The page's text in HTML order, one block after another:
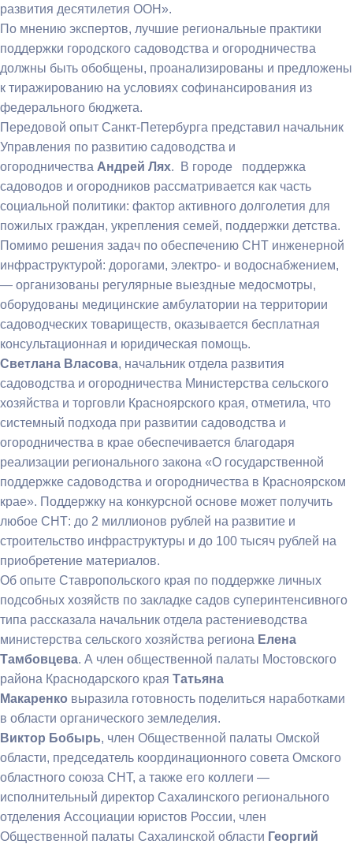
развития десятилетия ООН».
По мнению экспертов, лучшие региональные практики
поддержки городского садоводства и огородничества
должны быть обобщены, проанализированы и предложены
к тиражированию на условиях софинансирования из
федерального бюджета.
Передовой опыт Санкт-Петербурга представил начальник
Управления по развитию садоводства и
огородничества Андрей Лях. В городе поддержка
садоводов и огородников рассматривается как часть
социальной политики: фактор активного долголетия для
пожилых граждан, укрепления семей, поддержки детства.
Помимо решения задач по обеспечению СНТ инженерной
инфраструктурой: дорогами, электро- и водоснабжением,
— организованы регулярные выездные медосмотры,
оборудованы медицинские амбулатории на территории
садоводческих товариществ, оказывается бесплатная
консультационная и юридическая помощь.
Светлана Власова, начальник отдела развития
садоводства и огородничества Министерства сельского
хозяйства и торговли Красноярского края, отметила, что
системный подхода при развитии садоводства и
огородничества в крае обеспечивается благодаря
реализации регионального закона «О государственной
поддержке садоводства и огородничества в Красноярском
крае». Поддержку на конкурсной основе может получить
любое СНТ: до 2 миллионов рублей на развитие и
строительство инфраструктуры и до 100 тысяч рублей на
приобретение материалов.
Об опыте Ставропольского края по поддержке личных
подсобных хозяйств по закладке садов суперинтенсивного
типа рассказала начальник отдела растениеводства
министерства сельского хозяйства региона Елена
Тамбовцева. А член общественной палаты Мостовского
района Краснодарского края Татьяна
Макаренко выразила готовность поделиться наработками
в области органического земледелия.
Виктор Бобырь, член Общественной палаты Омской
области, председатель координационного совета Омского
областного союза СНТ, а также его коллеги —
исполнительный директор Сахалинского регионального
отделения Ассоциации юристов России, член
Общественной палаты Сахалинской области Георгий